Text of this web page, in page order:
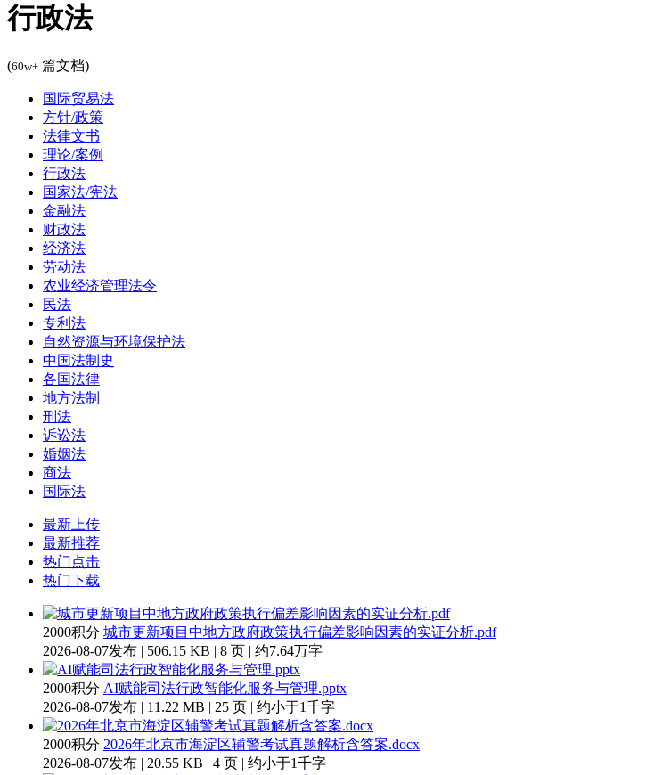
行政法
(60w+ 篇文档)
国际贸易法
方针/政策
法律文书
理论/案例
行政法
国家法/宪法
金融法
财政法
经济法
劳动法
农业经济管理法令
民法
专利法
自然资源与环境保护法
中国法制史
各国法律
地方法制
刑法
诉讼法
婚姻法
商法
国际法
最新上传
最新推荐
热门点击
热门下载
2000积分 城市更新项目中地方政府政策执行偏差影响因素的实证分析.pdf
2026-08-07发布 | 506.15 KB | 8 页 | 约7.64万字
2000积分 AI赋能司法行政智能化服务与管理.pptx
2026-08-07发布 | 11.22 MB | 25 页 | 约小于1千字
2000积分 2026年北京市海淀区辅警考试真题解析含答案.docx
2026-08-07发布 | 20.55 KB | 4 页 | 约小于1千字